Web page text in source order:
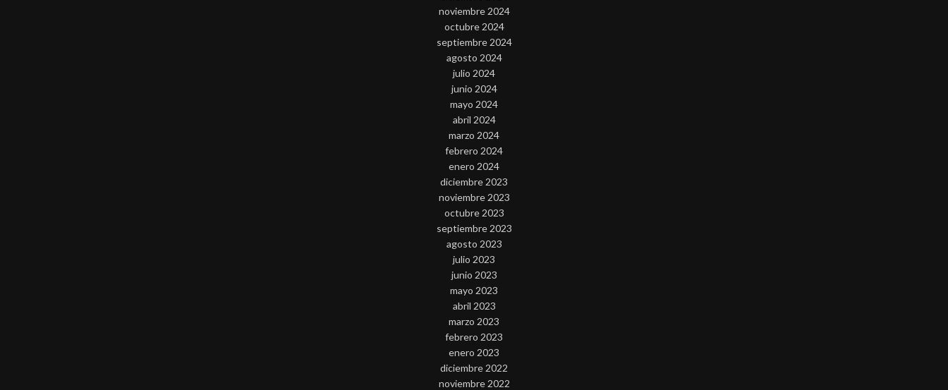
noviembre 2024
octubre 2024
septiembre 2024
agosto 2024
julio 2024
junio 2024
mayo 2024
abril 2024
marzo 2024
febrero 2024
enero 2024
diciembre 2023
noviembre 2023
octubre 2023
septiembre 2023
agosto 2023
julio 2023
junio 2023
mayo 2023
abril 2023
marzo 2023
febrero 2023
enero 2023
diciembre 2022
noviembre 2022